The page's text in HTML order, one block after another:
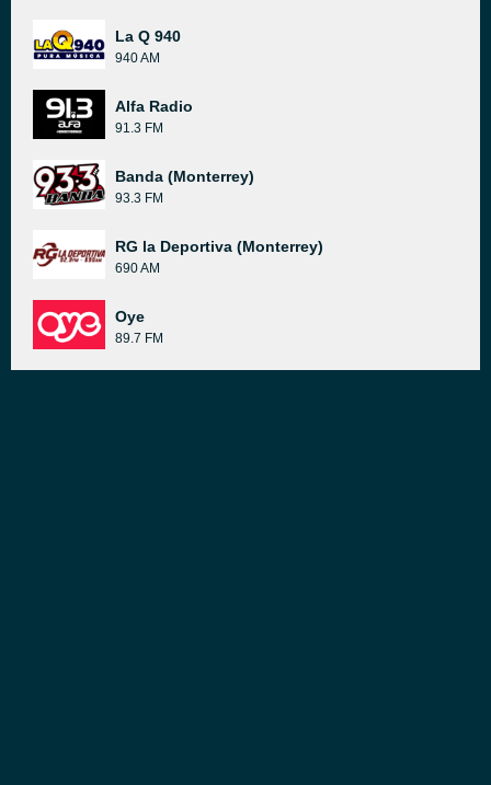
La Q 940
940 AM
Alfa Radio
91.3 FM
Banda (Monterrey)
93.3 FM
RG la Deportiva (Monterrey)
690 AM
Oye
89.7 FM